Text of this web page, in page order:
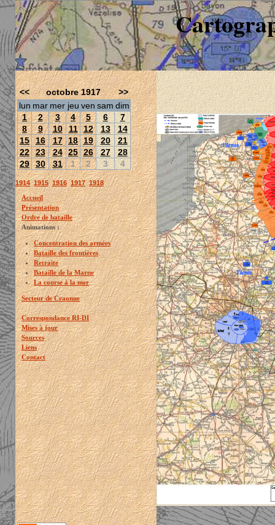
<< octobre 1917
>>
lun mar mer jeu ven sam dim
1
2 3 4 5 6
7
8
9 10 11 12 13
14
15 16 17 18 19 20
21
22 23 24 25 26 27
28
29 30 31 1 2 3 4
1914 1915 1916 1917 1918
Accueil
Présentation
Ordre de bataille
Animations :
Concentration des armées
Bataille des frontières
Retraite
Bataille de la Marne
La course à la mer
Secteur de Craonne
Correspondance RI-DI
Mises à jour
Sources
Liens
Contact